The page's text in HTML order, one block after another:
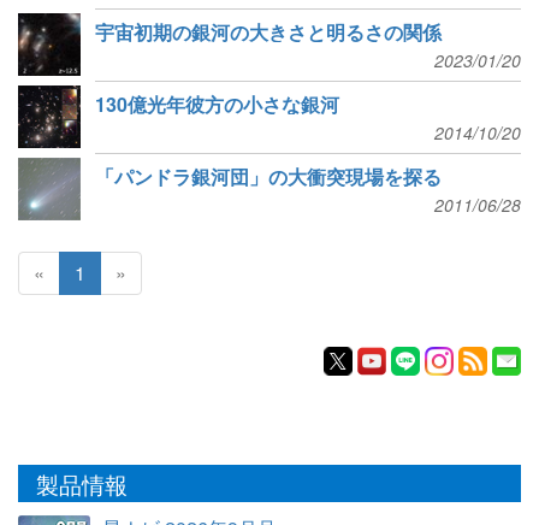
宇宙初期の銀河の大きさと明るさの関係
2023/01/20
130億光年彼方の小さな銀河
2014/10/20
「パンドラ銀河団」の大衝突現場を探る
2011/06/28
« 1 »
製品情報